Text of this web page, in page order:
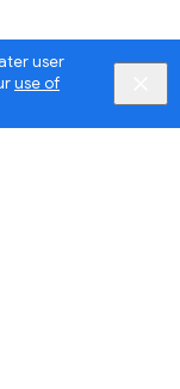
user
use of